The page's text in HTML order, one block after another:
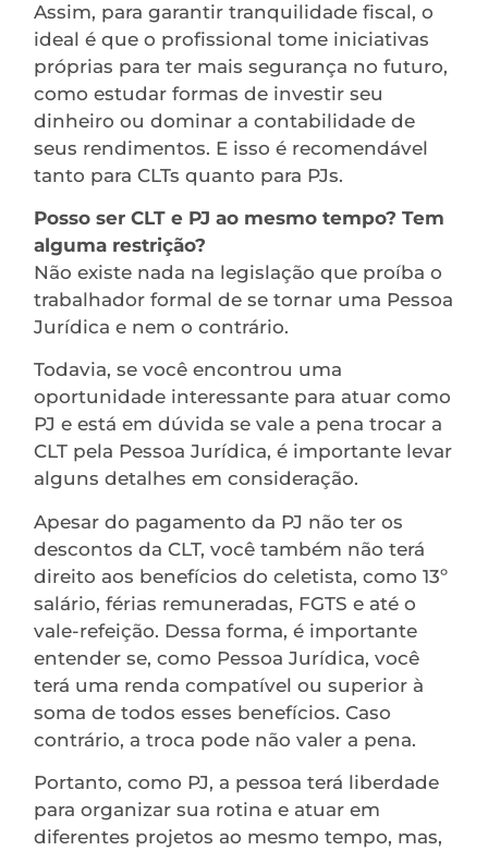
Assim, para garantir tranquilidade fiscal, o
ideal é que o profissional tome iniciativas
próprias para ter mais segurança no futuro,
como estudar formas de investir seu
dinheiro ou dominar a contabilidade de
seus rendimentos. E isso é recomendável
tanto para CLTs quanto para PJs.
Posso ser CLT e PJ ao mesmo tempo? Tem
alguma restrição?
Não existe nada na legislação que proíba o
trabalhador formal de se tornar uma Pessoa
Jurídica e nem o contrário.
Todavia, se você encontrou uma
oportunidade interessante para atuar como
PJ e está em dúvida se vale a pena trocar a
CLT pela Pessoa Jurídica, é importante levar
alguns detalhes em consideração.
Apesar do pagamento da PJ não ter os
descontos da CLT, você também não terá
direito aos benefícios do celetista, como 13º
salário, férias remuneradas, FGTS e até o
vale-refeição. Dessa forma, é importante
entender se, como Pessoa Jurídica, você
terá uma renda compatível ou superior à
soma de todos esses benefícios. Caso
contrário, a troca pode não valer a pena.
Portanto, como PJ, a pessoa terá liberdade
para organizar sua rotina e atuar em
diferentes projetos ao mesmo tempo, mas,